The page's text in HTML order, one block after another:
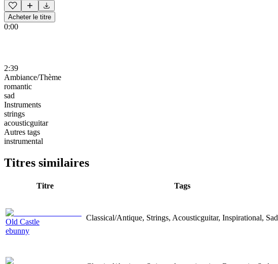
Acheter le titre
0:00
2:39
Ambiance/Thème
romantic
sad
Instruments
strings
acousticguitar
Autres tags
instrumental
Titres similaires
Titre Tags
Old Castle
ebunny
Classical/Antique, Strings, Acousticguitar, Inspirational, Sad